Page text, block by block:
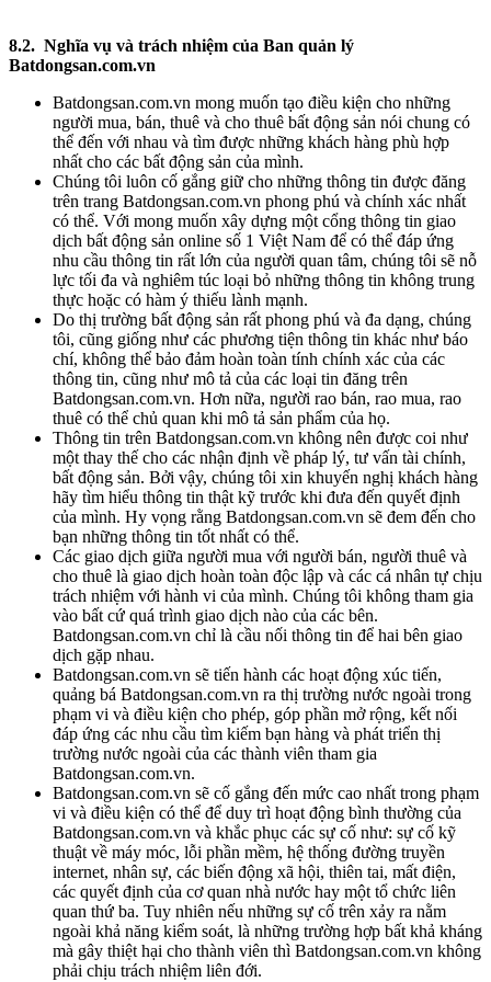
8.2. Nghĩa vụ và trách nhiệm của Ban quản lý
Batdongsan.com.vn
Batdongsan.com.vn mong muốn tạo điều kiện cho những
người mua, bán, thuê và cho thuê bất động sản nói chung có
thể đến với nhau và tìm được những khách hàng phù hợp
nhất cho các bất động sản của mình.
Chúng tôi luôn cố gắng giữ cho những thông tin được đăng
trên trang Batdongsan.com.vn phong phú và chính xác nhất
có thể. Với mong muốn xây dựng một cổng thông tin giao
dịch bất động sản online số 1 Việt Nam để có thể đáp ứng
nhu cầu thông tin rất lớn của người quan tâm, chúng tôi sẽ nỗ
lực tối đa và nghiêm túc loại bỏ những thông tin không trung
thực hoặc có hàm ý thiếu lành mạnh.
Do thị trường bất động sản rất phong phú và đa dạng, chúng
tôi, cũng giống như các phương tiện thông tin khác như báo
chí, không thể bảo đảm hoàn toàn tính chính xác của các
thông tin, cũng như mô tả của các loại tin đăng trên
Batdongsan.com.vn. Hơn nữa, người rao bán, rao mua, rao
thuê có thể chủ quan khi mô tả sản phẩm của họ.
Thông tin trên Batdongsan.com.vn không nên được coi như
một thay thế cho các nhận định về pháp lý, tư vấn tài chính,
bất động sản. Bởi vậy, chúng tôi xin khuyến nghị khách hàng
hãy tìm hiểu thông tin thật kỹ trước khi đưa đến quyết định
của mình. Hy vọng rằng Batdongsan.com.vn sẽ đem đến cho
bạn những thông tin tốt nhất có thể.
Các giao dịch giữa người mua với người bán, người thuê và
cho thuê là giao dịch hoàn toàn độc lập và các cá nhân tự chịu
trách nhiệm với hành vi của mình. Chúng tôi không tham gia
vào bất cứ quá trình giao dịch nào của các bên.
Batdongsan.com.vn chỉ là cầu nối thông tin để hai bên giao
dịch gặp nhau.
Batdongsan.com.vn sẽ tiến hành các hoạt động xúc tiến,
quảng bá Batdongsan.com.vn ra thị trường nước ngoài trong
phạm vi và điều kiện cho phép, góp phần mở rộng, kết nối
đáp ứng các nhu cầu tìm kiếm bạn hàng và phát triển thị
trường nước ngoài của các thành viên tham gia
Batdongsan.com.vn.
Batdongsan.com.vn sẽ cố gắng đến mức cao nhất trong phạm
vi và điều kiện có thể để duy trì hoạt động bình thường của
Batdongsan.com.vn và khắc phục các sự cố như: sự cố kỹ
thuật về máy móc, lỗi phần mềm, hệ thống đường truyền
internet, nhân sự, các biến động xã hội, thiên tai, mất điện,
các quyết định của cơ quan nhà nước hay một tổ chức liên
quan thứ ba. Tuy nhiên nếu những sự cố trên xảy ra nằm
ngoài khả năng kiểm soát, là những trường hợp bất khả kháng
mà gây thiệt hại cho thành viên thì Batdongsan.com.vn không
phải chịu trách nhiệm liên đới.